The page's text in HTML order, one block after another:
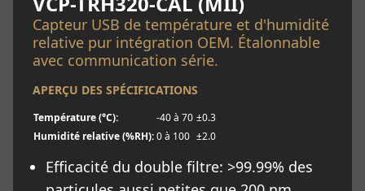
Capteur USB de température et d'humidité
relative pur intégration OEM. Étalonnable
avec communication série.
APERÇU DES SPÉCIFICATIONS
Température (°C): -40 à 70 ±0.3
Humidité relative (%RH):0 à 100 ±2.0
Efficacité du double filtre: >99.99% des